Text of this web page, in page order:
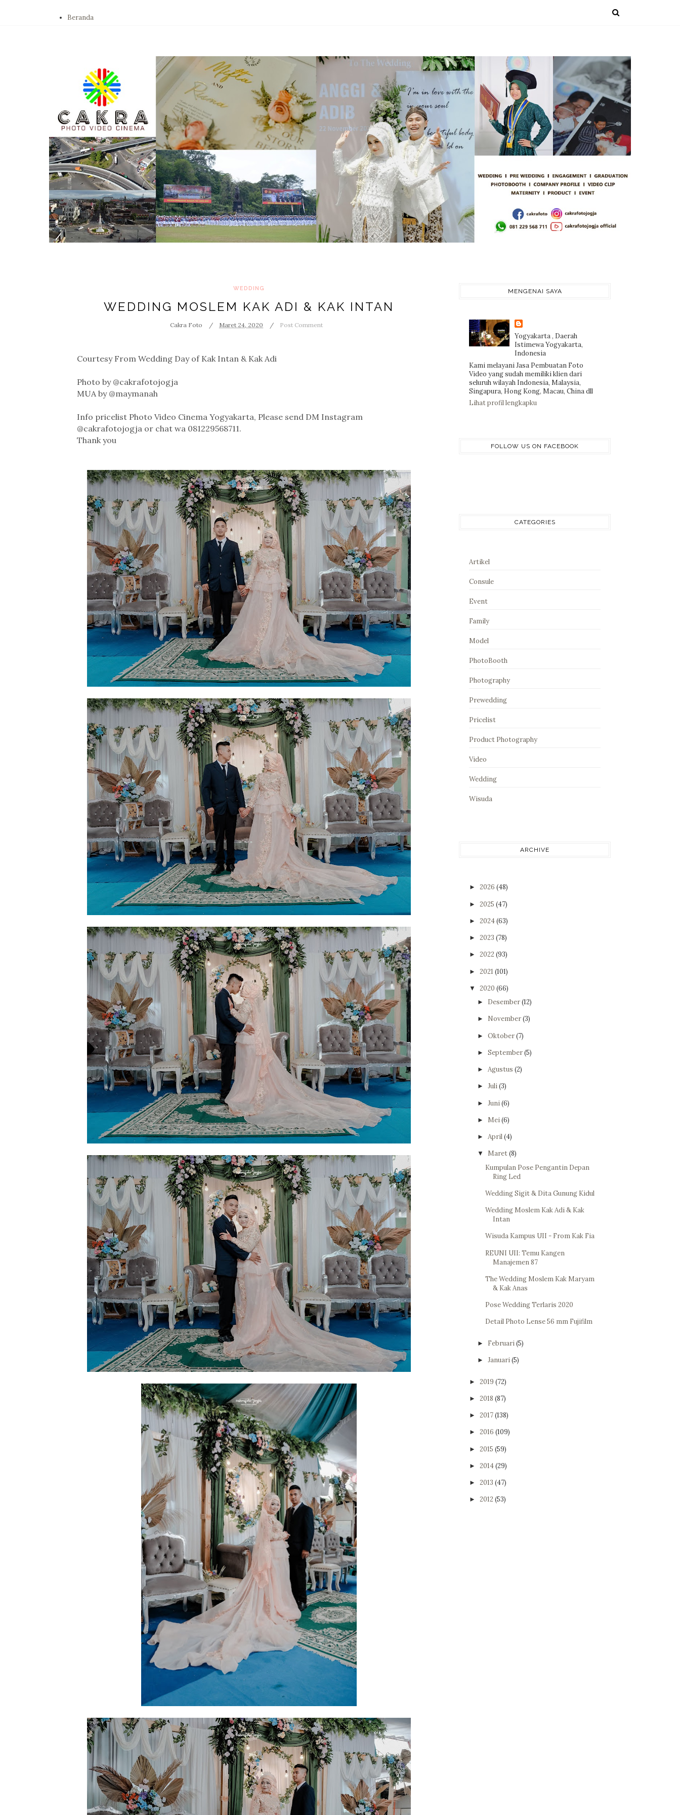
Beranda
WEDDING
WEDDING MOSLEM KAK ADI & KAK INTAN
Cakra Foto Maret 24, 2020 Post Comment
Courtesy From Wedding Day of Kak Intan & Kak Adi
Photo by @cakrafotojogja
MUA by @maymanah
Info pricelist Photo Video Cinema Yogyakarta, Please send DM Instagram
@cakrafotojogja or chat wa 081229568711.
Thank you
MENGENAI SAYA
Yogyakarta , Daerah
Istimewa Yogyakarta,
Indonesia
Kami melayani Jasa Pembuatan Foto
Video yang sudah memiliki klien dari
seluruh wilayah Indonesia, Malaysia,
Singapura, Hong Kong, Macau, China dll
Lihat profil lengkapku
FOLLOW US ON FACEBOOK
CATEGORIES
Artikel
Consule
Event
Family
Model
PhotoBooth
Photography
Prewedding
Pricelist
Product Photography
Video
Wedding
Wisuda
ARCHIVE
► 2026 (48)
► 2025 (47)
► 2024(63)
► 2023 (78)
► 2022 (93)
► 2021 (101)
▼ 2020 (66)
► Desember(12)
► November(3)
► Oktober(7)
► September(5)
► Agustus (2)
► Juli(3)
► Juni(6)
► Mei(6)
► April(4)
▼ Maret(8)
Kumpulan Pose Pengantin Depan
Ring Led
Wedding Sigit & Dita Gunung Kidul
Wedding Moslem Kak Adi & Kak
Intan
Wisuda Kampus UII - From Kak Fia
REUNI UII: Temu Kangen
Manajemen 87
The Wedding Moslem Kak Maryam
& Kak Anas
Pose Wedding Terlaris 2020
Detail Photo Lense 56 mm Fujifilm
► Februari(5)
► Januari(5)
► 2019 (72)
► 2018 (87)
► 2017(138)
► 2016 (109)
► 2015 (59)
► 2014(29)
► 2013 (47)
► 2012 (53)